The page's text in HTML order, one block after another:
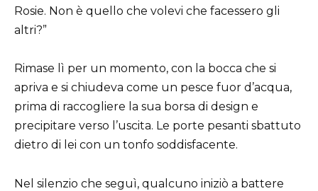
Rosie. Non è quello che volevi che facessero gli
altri?”
Rimase lì per un momento, con la bocca che si
apriva e si chiudeva come un pesce fuor d’acqua,
prima di raccogliere la sua borsa di design e
precipitare verso l’uscita. Le porte pesanti sbattuto
dietro di lei con un tonfo soddisfacente.
Nel silenzio che seguì, qualcuno iniziò a battere